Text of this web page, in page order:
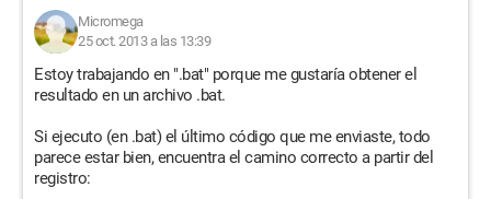
Micromega
25 oct. 2013 a las 13:39
Estoy trabajando en ".bat" porque me gustaría obtener el
resultado en un archivo .bat.
Si ejecuto (en .bat) el último código que me enviaste, todo
parece estar bien, encuentra el camino correcto a partir del
registro: